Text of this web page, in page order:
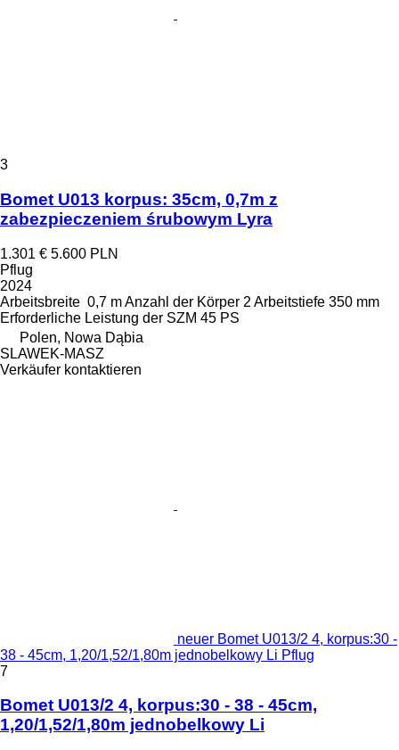
3
Bomet U013 korpus: 35cm, 0,7m z
zabezpieczeniem śrubowym Lyra
1.301 € 5.600 PLN
Pflug
2024
Arbeitsbreite 0,7 mAnzahl der Körper 2 Arbeitstiefe 350 mm
Erforderliche Leistung der SZM 45 PS
Polen, Nowa Dąbia
SLAWEK-MASZ
Verkäufer kontaktieren
neuer Bomet U013/2 4, korpus:30 -
38 - 45cm, 1,20/1,52/1,80m jednobelkowy Li Pflug
7
Bomet U013/2 4, korpus:30 - 38 - 45cm,
1,20/1,52/1,80m jednobelkowy Li